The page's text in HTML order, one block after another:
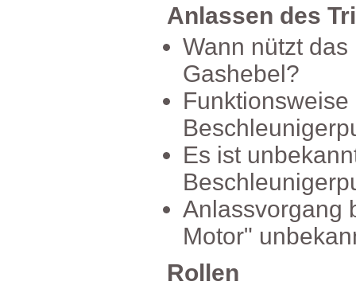
Gashebel?
Rollen